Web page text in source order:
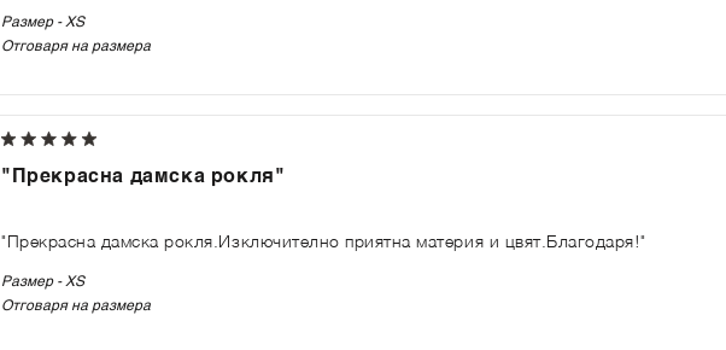
Размер - XS
Отговаря на размера
"Прекрасна дамска рокля"
"Прекрасна дамска рокля.Изключително приятна материя и цвят.Благодаря!"
Размер - XS
Отговаря на размера